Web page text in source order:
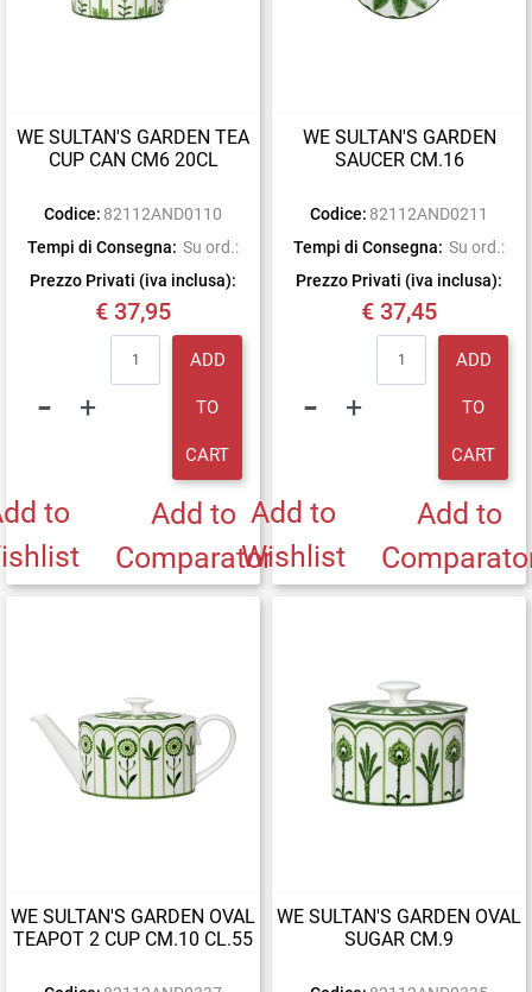
WE SULTAN'S GARDEN TEA
CUP CAN CM6 20CL
Codice: 82112AND0110
Tempi di Consegna: Su ord.:
Prezzo Privati (iva inclusa):
€ 37,95
ADD
TO
CART
to
Add to
Comparator
WE SULTAN'S GARDEN
SAUCER CM.16
Codice: 82112AND0211
Tempi di Consegna: Su ord.:
Prezzo Privati (iva inclusa):
€ 37,45
ADD
TO
CART
Add to
Wishlist
Add to
WE SULTAN'S GARDEN OVAL
TEAPOT 2 CUP CM.10 CL.55
WE SULTAN'S GARDEN OVAL
SUGAR CM.9